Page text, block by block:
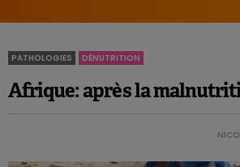
PATHOLOGIES DÉNUTRITION
Afrique: après la